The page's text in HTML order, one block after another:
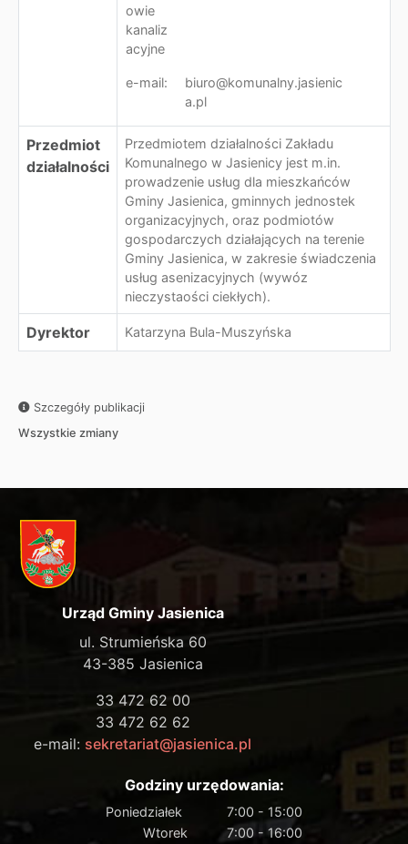
owie
kanaliz
acyjne
e-mail:
biuro@komunalny.jasienic
a.pl
Przedmiot
działalności
Przedmiotem działalności Zakładu
Komunalnego w Jasienicy jest m.in.
prowadzenie usług dla mieszkańców
Gminy Jasienica, gminnych jednostek
organizacyjnych, oraz podmiotów
gospodarczych działających na terenie
Gminy Jasienica, w zakresie świadczenia
usług asenizacyjnych (wywóz
nieczystaości ciekłych).
Dyrektor Katarzyna Bula-Muszyńska
Szczegóły publikacji
Wszystkie zmiany
Urząd Gminy Jasienica
ul. Strumieńska 60
43-385 Jasienica
33 472 62 00
33 472 62 62
e-mail: sekretariat@jasienica.pl
Godziny urzędowania:
Poniedziałek
7:00 - 15:00
Wtorek
7:00 - 16:00